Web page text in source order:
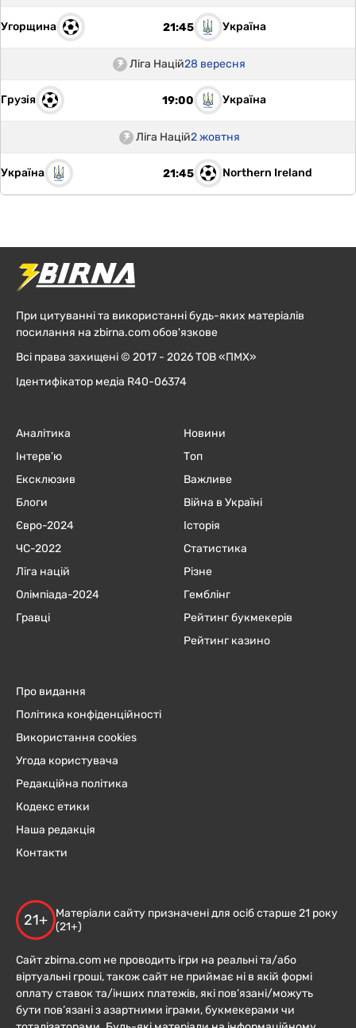
Угорщина 21:45 Україна
Ліга Націй28 вересня
Грузія 19:00 Україна
Ліга Націй2 жовтня
Україна 21:45 Northern Ireland
При цитуванні та використанні будь-яких матеріалів
посилання на zbirna.com обов'язкове
Всі права захищені © 2017 - 2026 ТОВ «ПМХ»
Ідентифікатор медіа R40-06374
Аналітика
Інтерв'ю
Ексклюзив
Блоги
Євро-2024
ЧC-2022
Ліга націй
Олімпіада-2024
Гравці
Новини
Топ
Важливе
Війна в Україні
Історія
Статистика
Різне
Гемблінг
Рейтинг букмекерів
Рейтинг казино
Про видання
Політика конфіденційності
Використання cookies
Угода користувача
Редакційна політика
Кодекс етики
Наша редакція
Контакти
21+
Матеріали сайту призначені для осіб старше 21 року
(21+)
Сайт zbirna.com не проводить ігри на реальні та/або
віртуальні гроші, також сайт не приймає ні в якій формі
оплату ставок та/інших платежів, які пов’язані/можуть
бути пов’язані з азартними іграми, букмекерами чи